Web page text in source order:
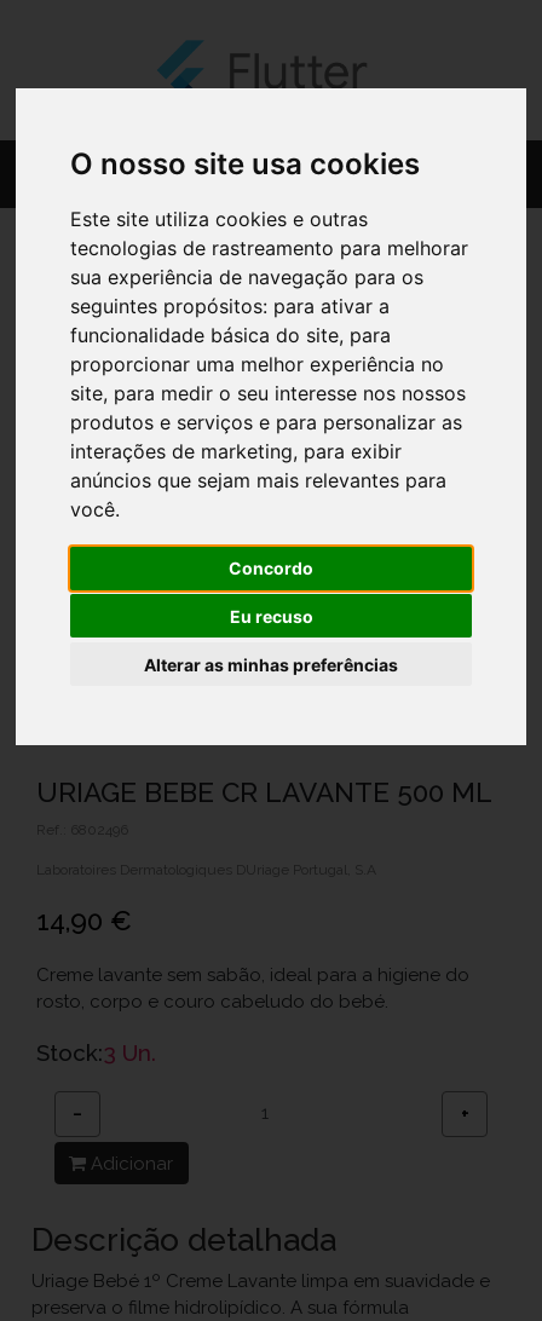
O nosso site usa cookies
Este site utiliza cookies e outras
tecnologias de rastreamento para melhorar
sua experiência de navegação para os
seguintes propósitos: para ativar a
funcionalidade básica do site, para
proporcionar uma melhor experiência no
site, para medir o seu interesse nos nossos
produtos e serviços e para personalizar as
interações de marketing, para exibir
anúncios que sejam mais relevantes para
você.
Concordo
Eu recuso
Alterar as minhas preferências
URIAGE BEBE CR LAVANTE 500 ML
Ref.: 6802496
Laboratoires Dermatologiques DUriage Portugal, S.A
14,90 €
Creme lavante sem sabão, ideal para a higiene do
rosto, corpo e couro cabeludo do bebé.
Stock:3 Un.
− +
Adicionar
Descrição detalhada
Uriage Bebé 1º Creme Lavante limpa em suavidade e
preserva o filme hidrolipídico. A sua fórmula